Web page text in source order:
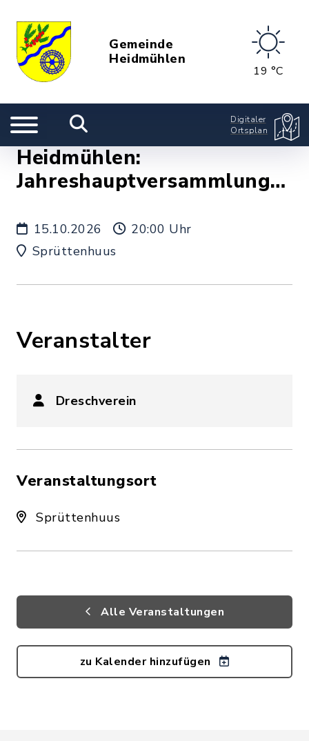
Gemeinde
Heidmühlen
19 °C
Digitaler
Ortsplan
Heidmühlen:
Jahreshauptversammlung
15.10.2026
20:00 Uhr
Sprüttenhuus
Veranstalter
Dreschverein
Veranstaltungsort
Sprüttenhuus
Alle Veranstaltungen
zu Kalender hinzufügen